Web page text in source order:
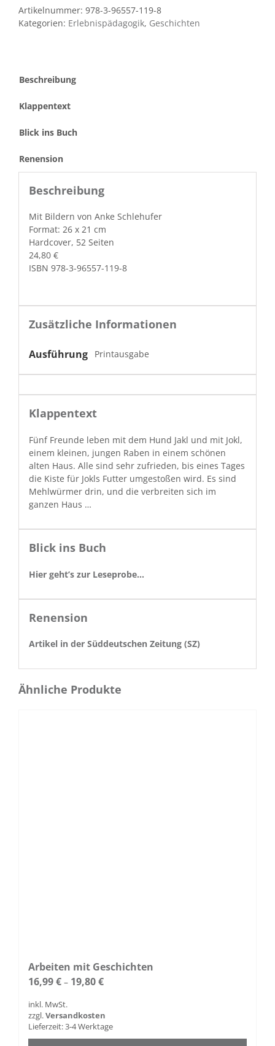
viele
Mehlwürmer
Freunde
Menge
Artikelnummer: 978-3-96557-119-8
Kategorien: Erlebnispädagogik, Geschichten
Beschreibung
Klappentext
Blick ins Buch
Renension
Beschreibung
Mit Bildern von Anke Schlehufer
For­mat: 26 x 21 cm
Hard­cov­er, 52 Seiten
24,80 €
ISBN 978-3-96557-119-8
Zusätzliche Informationen
Ausführung Printausgabe
Klappentext
Fünf Fre­unde leben mit dem Hund Jakl und mit Jokl,
einem kleinen, jun­gen Raben in einem schö­nen
alten Haus. Alle sind sehr zufrieden, bis eines Tages
die Kiste für Jokls Fut­ter umgestoßen wird. Es sind
Mehlwürmer drin, und die ver­bre­it­en sich im
ganzen Haus …
Blick ins Buch
Hier geht’s zur Leseprobe…
Renension
Artikel in der Süd­deutschen Zeitung (SZ)
Ähnliche Produkte
Arbeiten mit Geschichten
16,99€ – 19,80€
inkl. MwSt.
zzgl.Versandkosten
Lieferzeit:3-4 Werktage